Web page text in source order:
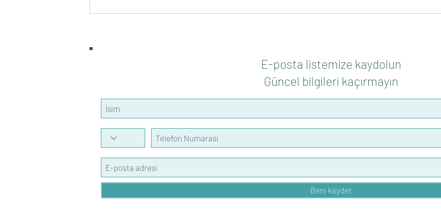
E-posta listemize kaydolun
Güncel bilgileri kaçırmayın
Beni kaydet